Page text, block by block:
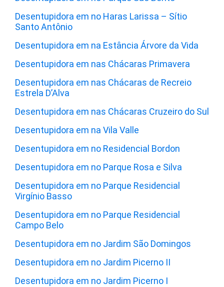
Desentupidora em no Haras Larissa – Sítio
Santo Antônio
Desentupidora em na Estância Árvore da Vida
Desentupidora em nas Chácaras Primavera
Desentupidora em nas Chácaras de Recreio
Estrela D’Alva
Desentupidora em nas Chácaras Cruzeiro do Sul
Desentupidora em na Vila Valle
Desentupidora em no Residencial Bordon
Desentupidora em no Parque Rosa e Silva
Desentupidora em no Parque Residencial
Virgínio Basso
Desentupidora em no Parque Residencial
Campo Belo
Desentupidora em no Jardim São Domingos
Desentupidora em no Jardim Picerno II
Desentupidora em no Jardim Picerno I